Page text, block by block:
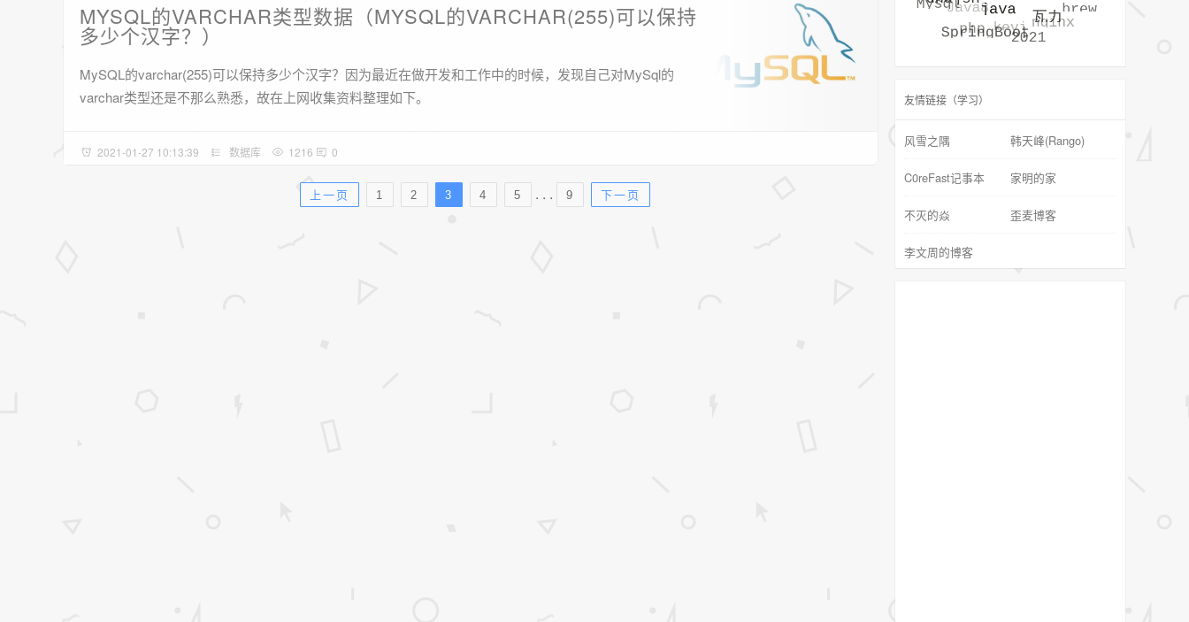
MYSQL的VARCHAR类型数据（MYSQL的VARCHAR(255)可以保持
多少个汉字？）
MySQL的varchar(255)可以保持多少个汉字？因为最近在做开发和工作中的时候，发现自己对MySql的
varchar类型还是不那么熟悉，故在上网收集资料整理如下。
2021-01-27 10:13:39 数据库 1216 0
上一页 1 2 3 4 5 . . . 9 下一页
友情链接（学习）
风雪之隅 韩天峰(Rango)
C0reFast记事本 家明的家
不灭的焱 歪麦博客
李文周的博客